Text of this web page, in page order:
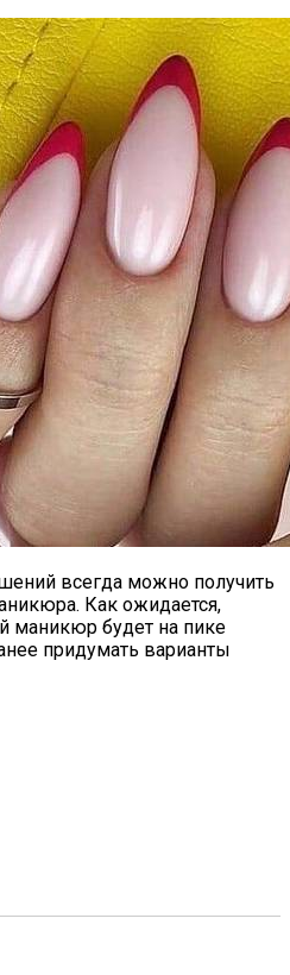
всегда можно получить
Как ожидается,
маникюр будет на пике
придумать варианты